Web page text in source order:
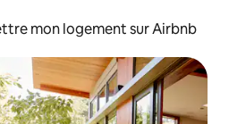
mon logement sur Airbnb